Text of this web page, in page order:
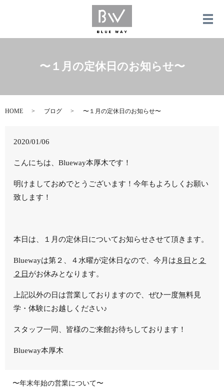
メ
〜１月の定休日のお知らせ〜
HOME ブログ 〜１月の定休日のお知らせ〜
2020/01/06
こんにちは、Blueway本厚木です！
明けましておめでとうございます！今年もよろしくお願い
致します！
本日は、１月の定休日についてお知らせさせて頂きます。
Bluewayは第２、４水曜が定休日なので、今月は ８日 と ２
２日がお休みとなります。
上記以外の日は営業しておりますので、ぜひ一度無料見
学・体験にお越しください♪
スタッフ一同、皆様のご来館お待ちしております！
Blueway本厚木
〜年末年始の営業について〜